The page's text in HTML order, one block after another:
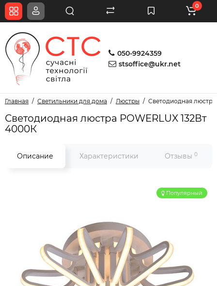
050-9924359
stsoffice@ukr.net
0
Главная Светильники для дома Люстры Светодиодная люстра
Светодиодная люстра POWERLUX 132Вт
4000К
Описание Характеристики Отзывы 0
Популярный